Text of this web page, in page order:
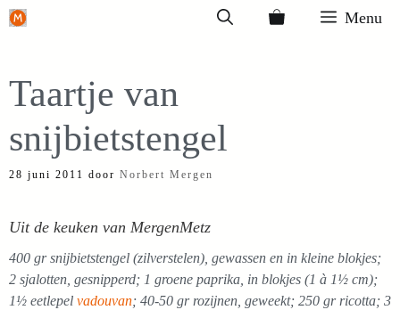
Ga
inhoud
Menu
Taartje van
snijbietstengel
28 juni 2011 door Norbert Mergen
Uit de keuken van MergenMetz
400 gr snijbietstengel (zilverstelen), gewassen en in kleine blokjes;
2 sjalotten, gesnipperd; 1 groene paprika, in blokjes (1 à 1½ cm);
1½ eetlepel vadouvan; 40-50 gr rozijnen, geweekt; 250 gr ricotta; 3